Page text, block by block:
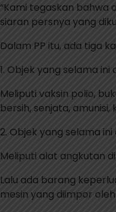
“Kami tegaskan bahwa
siaran persnya yang
Dalam PP itu, ada tiga
1. Objek yang selama
Meliputi vaksin polio,
bersih, senjata,
2. Objek yang selama
Meliputi alat angkutan
Lalu ada barang
mesin yang diimpor